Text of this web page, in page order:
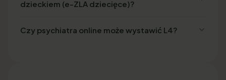
dzieckiem (e-ZLA dziecięce)?
Czy psychiatra online może wystawić L4?